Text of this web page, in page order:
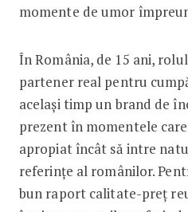
momente de umor
În România, de 15 ani,
partener real pentru
același timp un brand de
prezent în momentele
apropiat încât să intre
referințe al românilor.
bun raport calitate-preț